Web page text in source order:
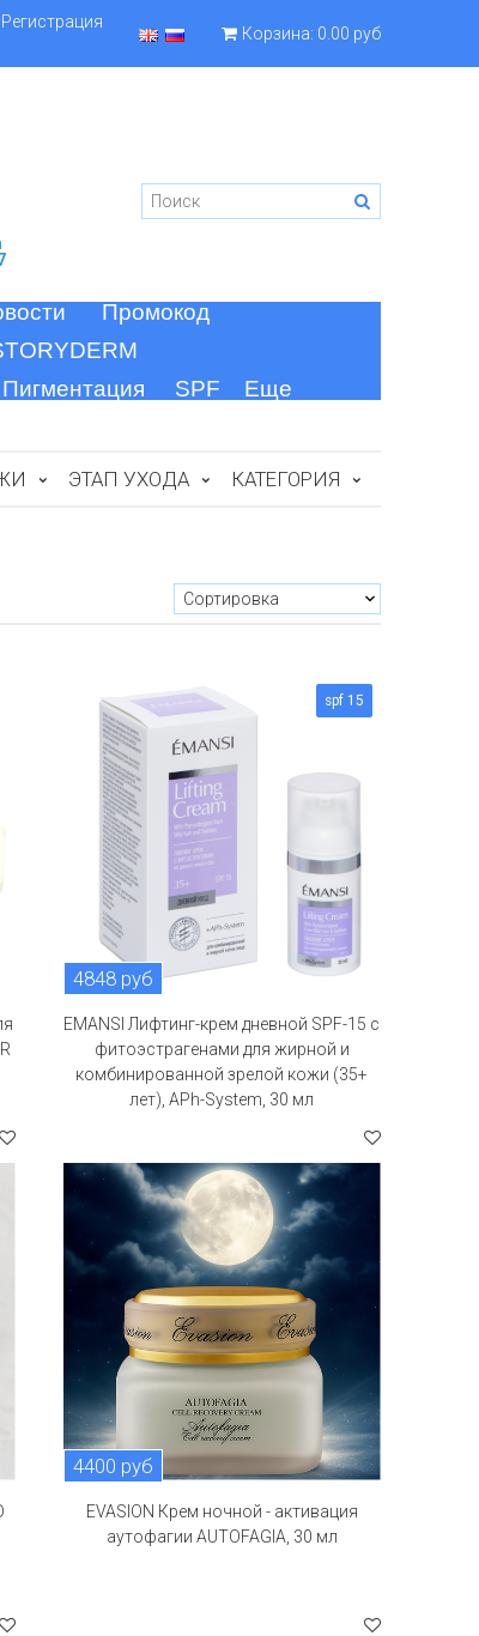
Корзина: 0.00 руб
Промокод
Пигментация SPF Еще
ЭТАП УХОДА КАТЕГОРИЯ
spf 15
4848 руб
EMANSI Лифтинг-крем дневной SPF-15 с
фитоэстрагенами для жирной и
комбинированной зрелой кожи (35+
лет), APh-System, 30 мл
4400 руб
EVASION Крем ночной - активация
аутофагии AUTOFAGIA, 30 мл